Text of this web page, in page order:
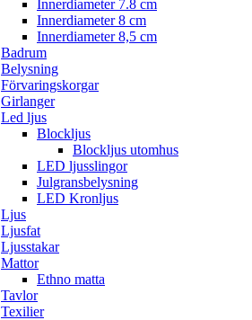
Innerdiameter 7.8 cm
Innerdiameter 8 cm
Innerdiameter 8,5 cm
Badrum
Belysning
Förvaringskorgar
Girlanger
Led ljus
Blockljus
Blockljus utomhus
LED ljusslingor
Julgransbelysning
LED Kronljus
Ljus
Ljusfat
Ljusstakar
Mattor
Ethno matta
Tavlor
Texilier